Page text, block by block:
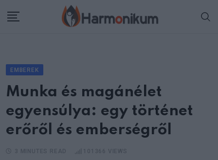
EMBEREK
Munka és magánélet
egyensúlya: egy történet
erőről és emberségről